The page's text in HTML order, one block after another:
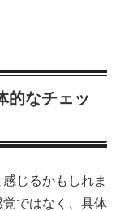
的なチェッ
じるかもしれま
ではなく、具体